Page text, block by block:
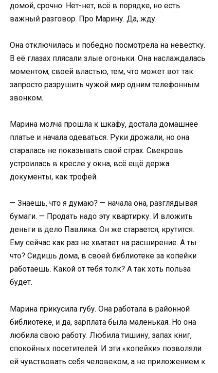
домой, срочно. Нет-нет, всё в порядке, но есть
важный разговор. Про Марину. Да, жду.
Она отключилась и победно посмотрела на невестку.
В её глазах плясали злые огоньки. Она наслаждалась
моментом, своей властью, тем, что может вот так
запросто разрушить чужой мир одним телефонным
звонком.
Марина молча прошла к шкафу, достала домашнее
платье и начала одеваться. Руки дрожали, но она
старалась не показывать свой страх. Свекровь
устроилась в кресле у окна, всё ещё держа
документы, как трофей.
— Знаешь, что я думаю? — начала она, разглядывая
бумаги. — Продать надо эту квартирку. И вложить
деньги в дело Павлика. Он же старается, крутится.
Ему сейчас как раз не хватает на расширение. А ты
что? Сидишь дома, в своей библиотеке за копейки
работаешь. Какой от тебя толк? А так хоть польза
будет.
Марина прикусила губу. Она работала в районной
библиотеке, и да, зарплата была маленькая. Но она
любила свою работу. Любила тишину, запах книг,
спокойных посетителей. И эти «копейки» позволяли
ей чувствовать себя человеком, а не приложением к